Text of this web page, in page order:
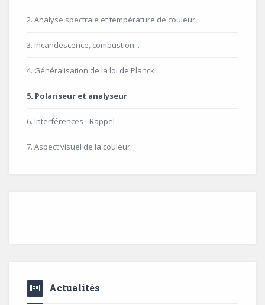
2. Analyse spectrale et température de couleur
3. Incandescence, combustion...
4. Généralisation de la loi de Planck
5. Polariseur et analyseur
6. Interférences - Rappel
7. Aspect visuel de la couleur
Actualités